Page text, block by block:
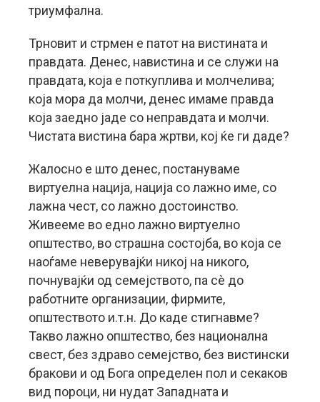
триумфална.
Трновит и стрмен е патот на вистината и
правдата. Денес, навистина и се служи на
правдата, која е поткуплива и молчелива;
која мора да молчи, денес имаме правда
која заедно јаде со неправдата и молчи.
Чистата вистина бара жртви, кој ќе ги даде?
Жалосно е што денес, постануваме
виртуелна нација, нација со лажно име, со
лажна чест, со лажно достоинство.
Живееме во едно лажно виртуелно
општество, во страшна состојба, во која се
наоѓаме неверувајќи никој на никого,
почнувајќи од семејството, па сè до
работните организации, фирмите,
општеството и.т.н. До каде стигнавме?
Такво лажно општество, без национална
свест, без здраво семејство, без вистински
бракови и од Бога определен пол и секаков
вид пороци, ни нудат Западната и